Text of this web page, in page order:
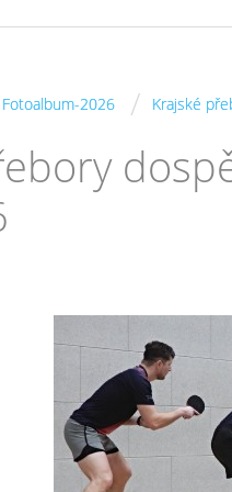
Fotoalbum-2026 / Krajské